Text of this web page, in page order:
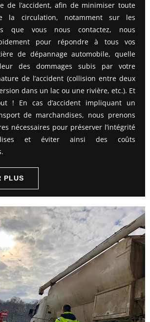
de l’accident, afin de minimiser toute
la circulation, notamment sur les
que vous nous contactez, nous
pour répondre à tous vos
de dépannage automobile, quelle
des dommages subis par votre
de l’accident (collision entre deux
dans un lac ou une rivière, etc.). Et
! En cas d’accident impliquant un
de marchandises, nous prenons
nécessaires pour préserver l’intégrité
et éviter ainsi des coûts
PLUS